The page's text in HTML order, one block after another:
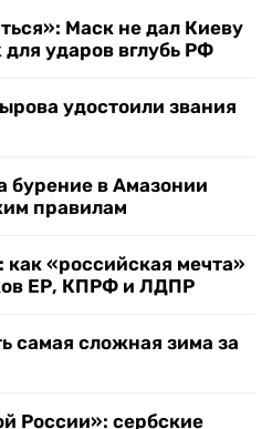
Маск не дал Киеву
ударов вглубь РФ
удостоили звания
бурение в Амазонии
правилам
«российская мечта»
ЕР, КПРФ и ЛДПР
самая сложная зима за
России»: сербские